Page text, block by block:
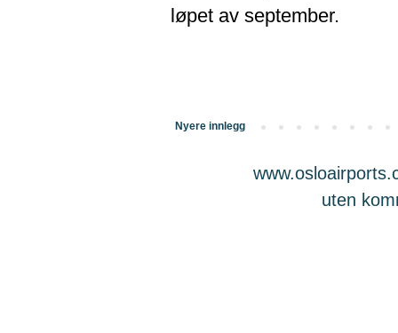
løpet av september.
Nyere innlegg
uten